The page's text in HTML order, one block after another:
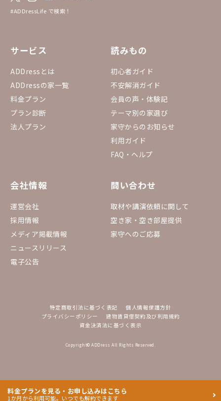
#ADDressLife で検索！
サービス
ADDressとは
ADDressの家一覧
料金プラン
プラン診断
法人プラン
読みもの
初心者ガイド
不安解消ガイド
会員の声・体験記
テーマ別の家選び
家守からのお知らせ
利用ガイド
FAQ・ヘルプ
会社情報
運営会社
採用情報
メディア掲載情報
ニュースリリース
電子公告
問い合わせ
取材や講演依頼に関して
空き家・空き部屋提供
家守へのご応募
特定商取引法に基づく表記
個人情報保護方針
プライバシーポリシー
建物賃貸借契約及び利用規約
資金決済法に基づく表示
Copyright© ADDress All Rights Reserved.
料金プランを見る・お申し込みはこちら
1か月から利用可能。いつでも解約できます